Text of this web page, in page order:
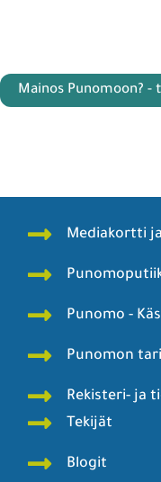
Mainos Punomoon?
Mediakortti
Punomo -
Punomon
Rekisteri- ja
Tekijät
Blogit